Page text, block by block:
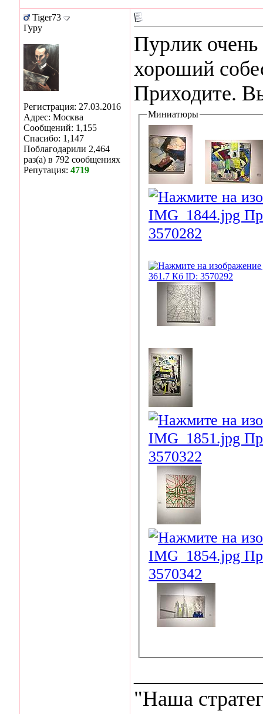
Tiger73
Гуру
Регистрация: 27.03.2016
Адрес: Москва
Сообщений: 1,155
Спасибо: 1,147
Поблагодарили 2,464
раз(а) в 792 сообщениях
Репутация: 4719
Пурлик
хороший
Приходите.
Миниатюры
"Наша